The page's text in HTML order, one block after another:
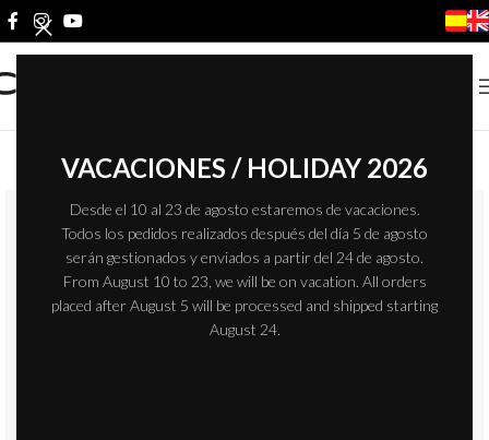
VACACIONES / HOLIDAY 2026
Desde el 10 al 23 de agosto estaremos de vacaciones.
Todos los pedidos realizados después del día 5 de agosto
serán gestionados y enviados a partir del 24 de agosto.
From August 10 to 23, we will be on vacation. All orders
placed after August 5 will be processed and shipped starting
August 24.